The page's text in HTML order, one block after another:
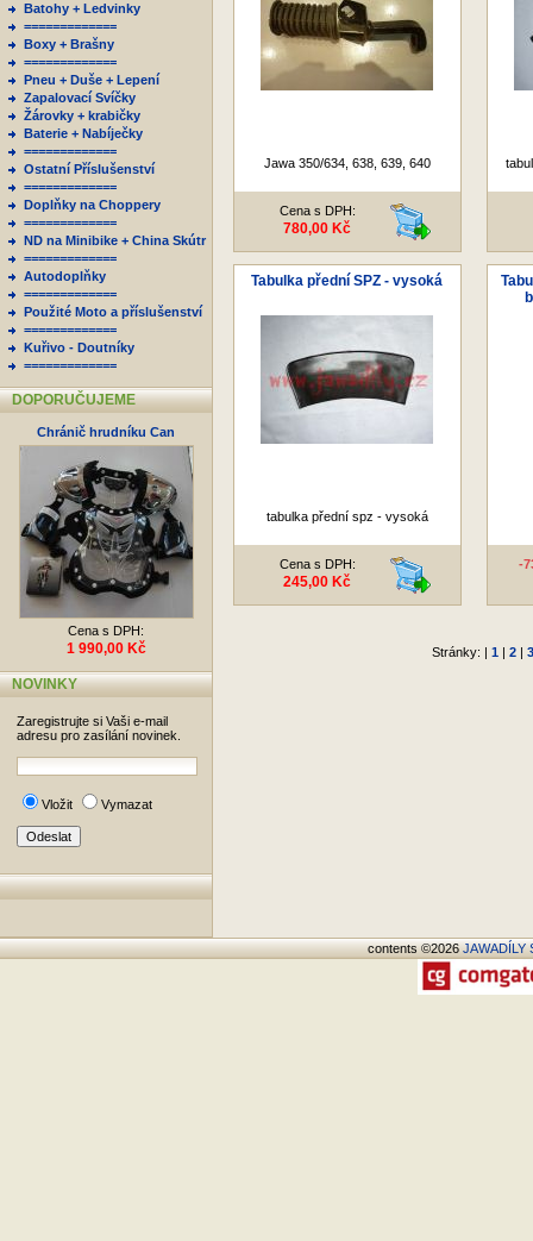
Batohy + Ledvinky
=============
Boxy + Brašny
=============
Pneu + Duše + Lepení
Zapalovací Svíčky
Žárovky + krabičky
Baterie + Nabíječky
=============
Ostatní Příslušenství
=============
Doplňky na Choppery
=============
ND na Minibike + China Skútr
=============
Autodoplňky
=============
Použité Moto a příslušenství
=============
Kuřivo - Doutníky
=============
DOPORUČUJEME
Chránič hrudníku Can
Cena s DPH:
1 990,00 Kč
NOVINKY
Zaregistrujte si Vaši e-mail
adresu pro zasílání novinek.
Vložit Vymazat
Jawa 350/634, 638, 639, 640
Cena s DPH:
780,00 Kč
Tabulka přední SPZ - vysoká
tabulka přední spz - vysoká
Cena s DPH:
245,00 Kč
-
Stránky: | 1| 2| 3
contents ©2026JAWADÍLY